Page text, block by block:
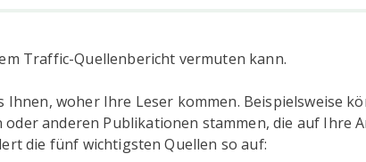
Traffic-Quellenbericht vermuten kann.
Ihnen, woher Ihre Leser kommen. Beispielsweise
oder anderen Publikationen stammen, die auf Ihre
die fünf wichtigsten Quellen so auf: